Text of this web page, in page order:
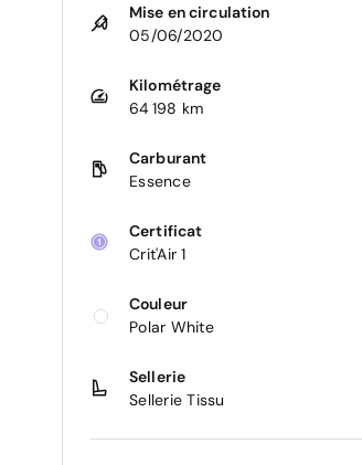
Mise en circulation
05/06/2020
Kilométrage
64 198 km
Carburant
Essence
Certificat
Crit'Air 1
Couleur
Polar White
Sellerie
Sellerie Tissu